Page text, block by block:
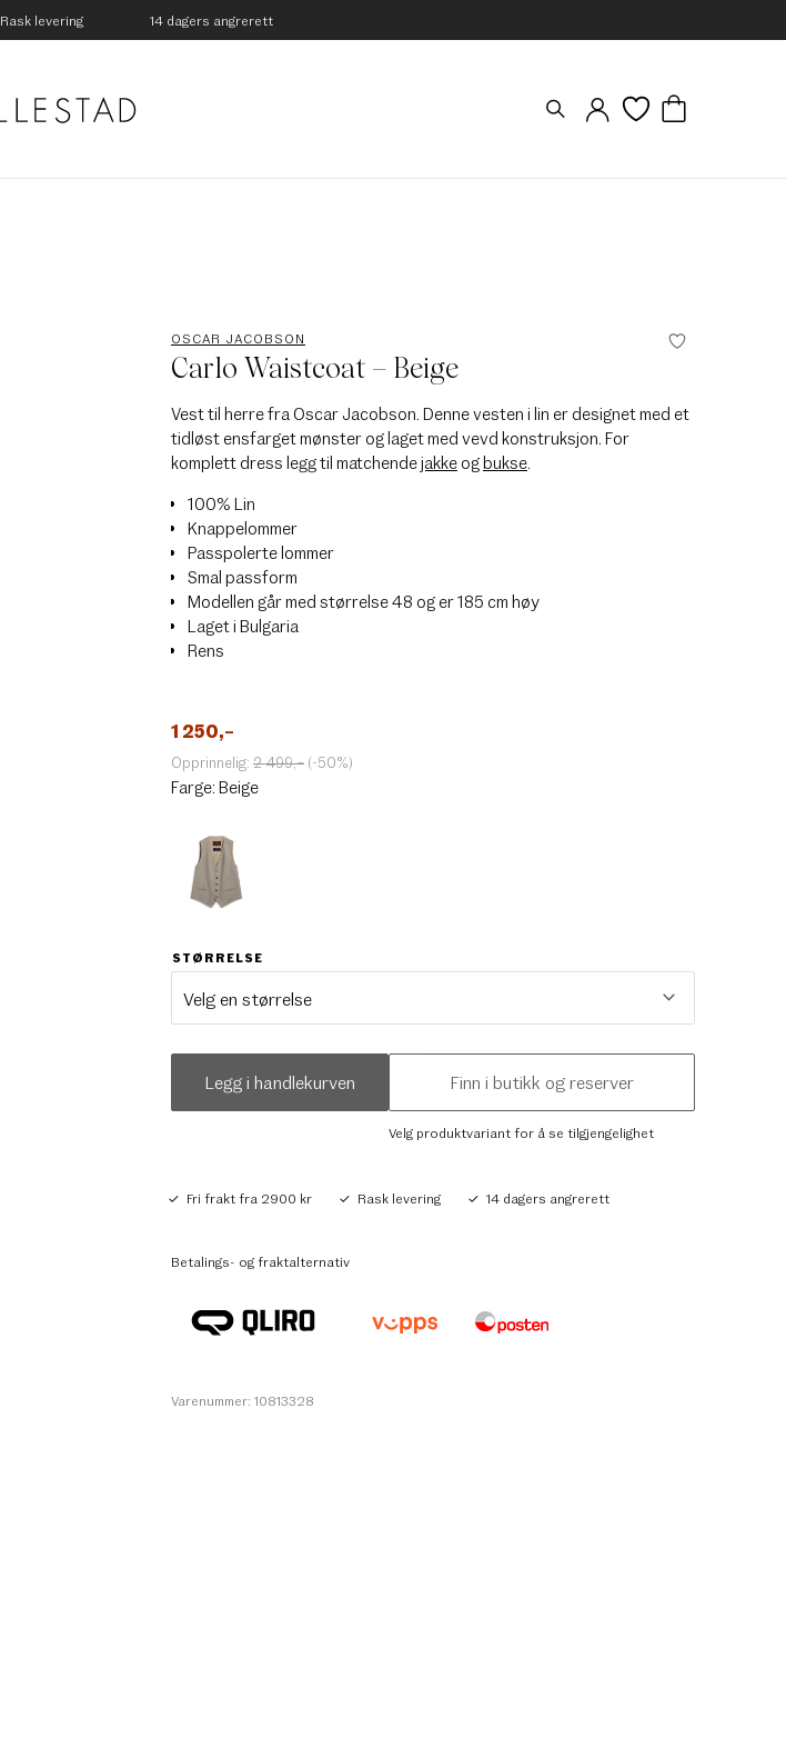
Rask levering 14 dagers angrerett
OSCAR JACOBSON
Carlo Waistcoat – Beige
Vest til herre fra Oscar Jacobson. Denne vesten i lin er designet med et
tidløst ensfarget mønster og laget med vevd konstruksjon. For
komplett dress legg til matchendejakke ogbukse.
100% Lin
Knappelommer
Passpolerte lommer
Smal passform
Modellen går med størrelse 48 og er 185 cm høy
Laget i Bulgaria
Rens
1 250,–
Opprinnelig: 2 499,– (-50%)
Farge: Beige
STØRRELSE
Legg i handlekurven Finn i butikk og reserver
Velg produktvariant for å se tilgjengelighet
Fri frakt fra 2900 kr Rask levering 14 dagers angrerett
Betalings- og fraktalternativ
Varenummer: 10813328